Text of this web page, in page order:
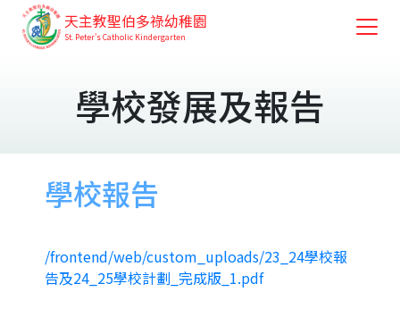
天主教聖伯多祿幼稚園
St. Peter's Catholic Kindergarten
學校發展及報告
學校報告
/frontend/web/custom_uploads/23_24學校報
告及24_25學校計劃_完成版_1.pdf